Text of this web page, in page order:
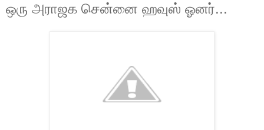
ஒரு அராஜக சென்னை ஹவுஸ் ஓனர்...